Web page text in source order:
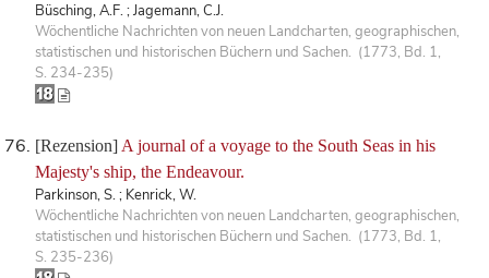
Büsching, A.F. ; Jagemann, C.J.
Wöchentliche Nachrichten von neuen Landcharten, geographischen,
statistischen und historischen Büchern und Sachen. (1773, Bd. 1,
S. 234-235)
[Rezension] A journal of a voyage to the South Seas in his
Majesty's ship, the Endeavour.
Parkinson, S. ; Kenrick, W.
Wöchentliche Nachrichten von neuen Landcharten, geographischen,
statistischen und historischen Büchern und Sachen. (1773, Bd. 1,
S. 235-236)